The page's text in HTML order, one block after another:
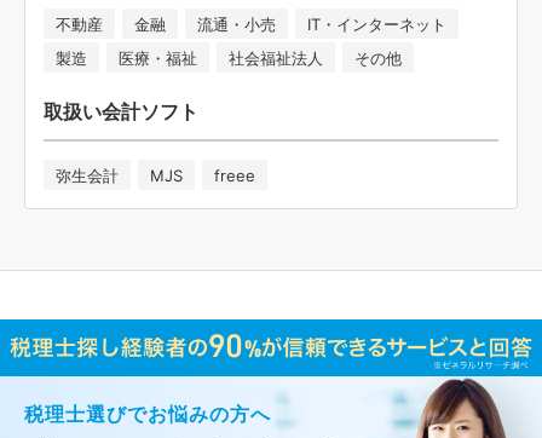
不動産 金融 流通・小売
IT・インターネット
製造
医療・福祉 社会福祉法人 その他
取扱い会計ソフト
弥生会計 MJS freee
税理士選びでお悩みの方へ